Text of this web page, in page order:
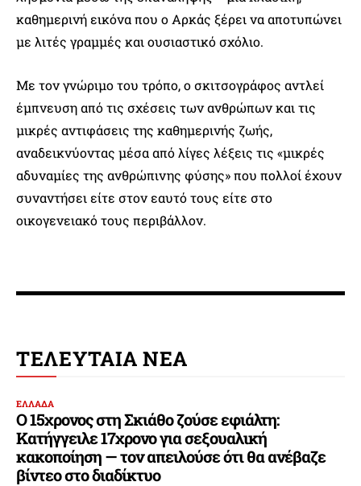
καθημερινή εικόνα που ο Αρκάς ξέρει να αποτυπώνει
με λιτές γραμμές και ουσιαστικό σχόλιο.
Με τον γνώριμο του τρόπο, ο σκιτσογράφος αντλεί
έμπνευση από τις σχέσεις των ανθρώπων και τις
μικρές αντιφάσεις της καθημερινής ζωής,
αναδεικνύοντας μέσα από λίγες λέξεις τις «μικρές
αδυναμίες της ανθρώπινης φύσης» που πολλοί έχουν
συναντήσει είτε στον εαυτό τους είτε στο
οικογενειακό τους περιβάλλον.
ΤΕΛΕΥΤΑΙΑ ΝΕΑ
ΕΛΛΑΔΑ
Ο 15χρονος στη Σκιάθο ζούσε εφιάλτη:
Κατήγγειλε 17χρονο για σεξουαλική
κακοποίηση — τον απειλούσε ότι θα ανέβαζε
βίντεο στο διαδίκτυο